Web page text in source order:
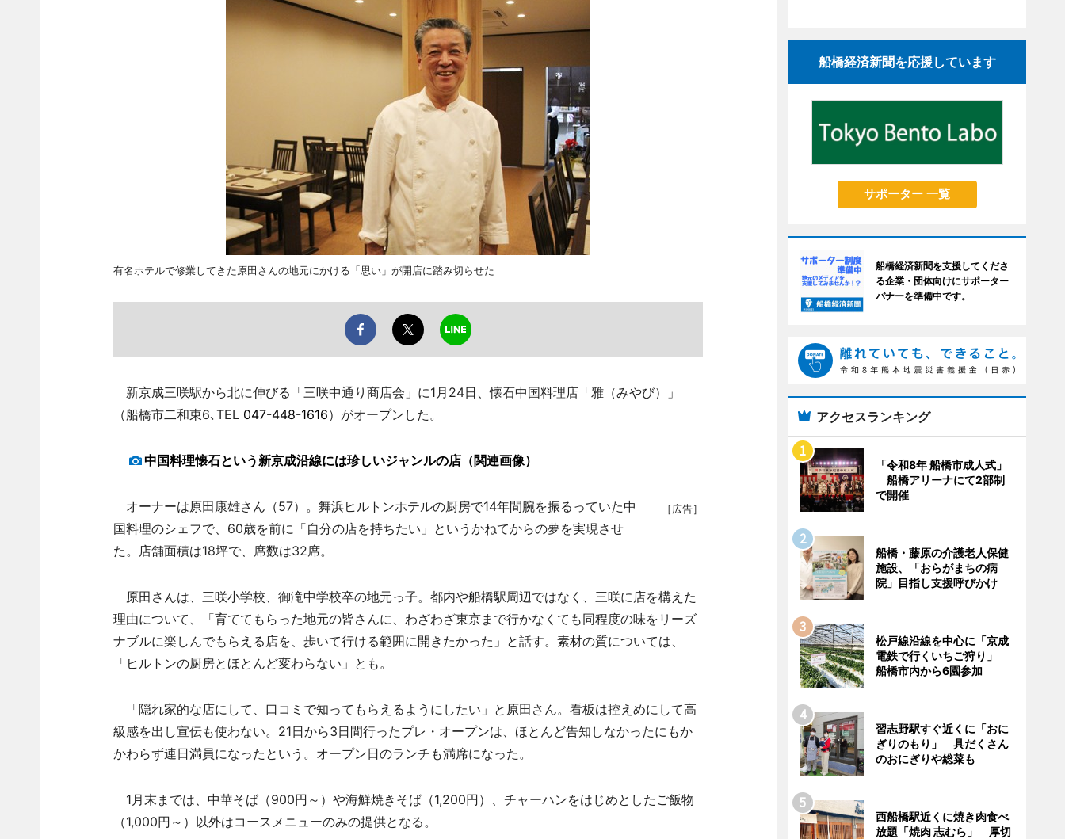
有名ホテルで修業してきた原田さんの地元にかける「思い」が開店に踏み切らせた
新京成三咲駅から北に伸びる「三咲中通り商店会」に1月24日、懐石中国料理店「雅（みやび）」
（船橋市二和東6､TEL 047-448-1616）がオープンした。
中国料理懐石という新京成沿線には珍しいジャンルの店（関連画像）
［広告］
オーナーは原田康雄さん（57）。舞浜ヒルトンホテルの厨房で14年間腕を振るっていた中
国料理のシェフで、60歳を前に「自分の店を持ちたい」というかねてからの夢を実現させ
た。店舗面積は18坪で、席数は32席。
原田さんは、三咲小学校、御滝中学校卒の地元っ子。都内や船橋駅周辺ではなく、三咲に店を構えた
理由について、「育ててもらった地元の皆さんに、わざわざ東京まで行かなくても同程度の味をリーズ
ナブルに楽しんでもらえる店を、歩いて行ける範囲に開きたかった」と話す。素材の質については、
「ヒルトンの厨房とほとんど変わらない」とも。
「隠れ家的な店にして、口コミで知ってもらえるようにしたい」と原田さん。看板は控えめにして高
級感を出し宣伝も使わない。21日から3日間行ったプレ・オープンは、ほとんど告知しなかったにもか
かわらず連日満員になったという。オープン日のランチも満席になった。
1月末までは、中華そば（900円～）や海鮮焼きそば（1,200円）、チャーハンをはじめとしたご飯物
（1,000円～）以外はコースメニューのみの提供となる。
船橋経済新聞を応援しています
サポーター 一覧
船橋経済新聞を支援してくださ
る企業・団体向けにサポーター
バナーを準備中です。
アクセスランキング
「令和8年 船橋市成人式」
船橋アリーナにて2部制
で開催
船橋・藤原の介護老人保健
施設、「おらがまちの病
院」目指し支援呼びかけ
松戸線沿線を中心に「京成
電鉄で行くいちご狩り」
船橋市内から6園参加
習志野駅すぐ近くに「おに
ぎりのもり」 具だくさん
のおにぎりや総菜も
西船橋駅近くに焼き肉食べ
放題「焼肉 志むら」 厚切